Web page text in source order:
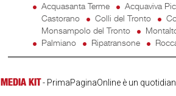
Acquasanta Terme
Acquaviva
Castorano
Colli del Tronto
Monsampolo del Tronto
Palmiano
Ripatransone
MEDIA KIT- PrimaPaginaOnline è un